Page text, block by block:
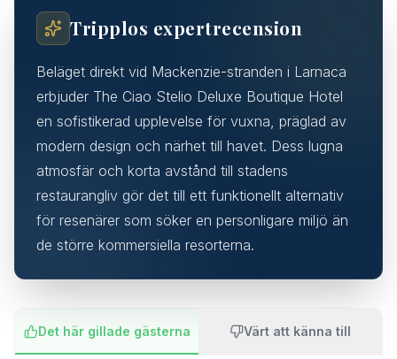
Tripplos expertrecension
Beläget direkt vid Mackenzie-stranden i Larnaca
erbjuder The Ciao Stelio Deluxe Boutique Hotel
en sofistikerad upplevelse för vuxna, präglad av
modern design och närhet till havet. Dess lugna
atmosfär och korta avstånd till stadens
restaurangliv gör det till ett funktionellt alternativ
för resenärer som söker en personligare miljö än
de större kommersiella resorterna.
Det här gillade gästerna Värt att känna till